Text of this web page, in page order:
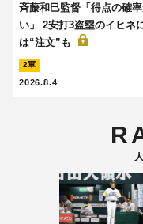
斉藤和巳監督「得点の確
い」 2安打3盗塁のイヒネ
は“注文”も
2軍
2026.8.4